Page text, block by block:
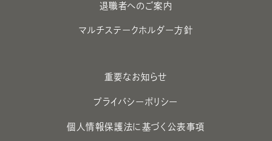
退職者へのご案内
マルチステークホルダー方針
重要なお知らせ
プライバシーポリシー
個人情報保護法に基づく公表事項